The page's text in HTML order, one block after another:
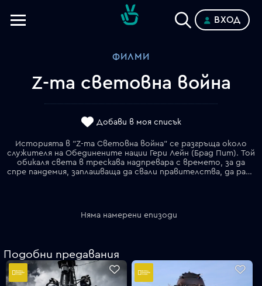
ВХОД
ФИЛМИ
Z-та световна война
Добави в моя списък
Историята в "Z-та Световна война" се разгръща около
служителя на Обединените нации Гери Лейн (Брад Пит). Той
обикаля света в трескава надпревара с времето, за да
спре пандемия, заплашваща да свали правителства, да разбие армии и да покоси човечеството като вид. Хорърът е екранизация по романа на Макс Брукс (син на Мел Брукс), който разказва историята на оцелели след нашествие на зомбита по целия свят. Режисьор е Марк Форстър, а сценарият е на Матю Майкъл Карнахан. В ролите ще видим Матю Фокс, Брад Пит, Дейвид Андрюс, Ерик Уест и др.
Няма намерени епизоди
Подобни предавания